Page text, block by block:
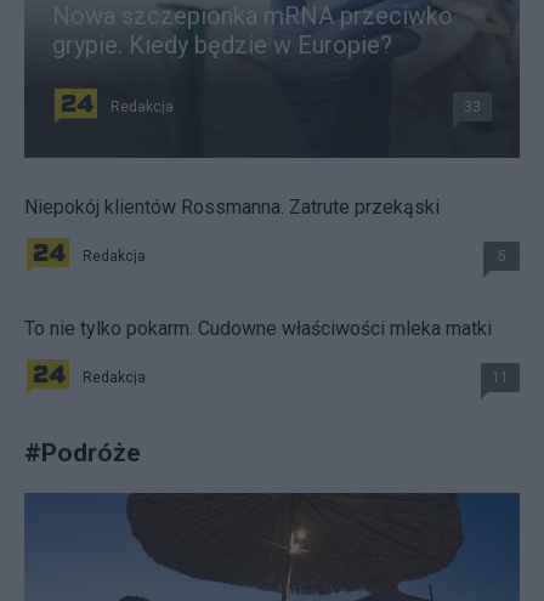
Nowa szczepionka mRNA przeciwko
grypie. Kiedy będzie w Europie?
Redakcja 33
Niepokój klientów Rossmanna. Zatrute przekąski
Redakcja 5
To nie tylko pokarm. Cudowne właściwości mleka matki
Redakcja 11
#Podróże